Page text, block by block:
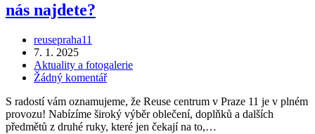
Děkujeme
a
skvělou
nás najdete?
Autor
příspěvku
reusepraha11
Příspěvek
byl
publikován
7. 1. 2025
Rubriky
příspěvku
Aktuality a fotogalerie
Komentáře
příspěvku
Žádný komentář
S radostí vám oznamujeme, že Reuse centrum v Praze 11 je v plném
provozu! Nabízíme široký výběr oblečení, doplňků a dalších
předmětů z druhé ruky, které jen čekají na to,…